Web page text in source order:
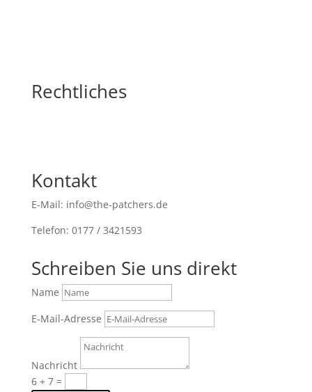
Rechtliches
Kontakt
E-Mail: info@the-patchers.de
Telefon: 0177 / 3421593
Schreiben Sie uns direkt
Name
E-Mail-Adresse
Nachricht
6 + 7=